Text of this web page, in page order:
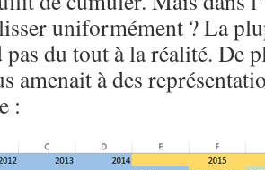
uniformément ? La
du tout à la réalité. De
amenait à des
: